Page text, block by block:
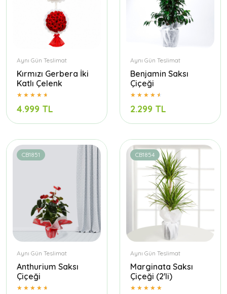
Aynı Gün Teslimat
Kırmızı Gerbera İki
Katlı Çelenk
4.999 TL
Aynı Gün Teslimat
Benjamin Saksı
Çiçeği
2.299 TL
CB1851
Aynı Gün Teslimat
Anthurium Saksı
Çiçeği
CB1854
Aynı Gün Teslimat
Marginata Saksı
Çiçeği (2'li)